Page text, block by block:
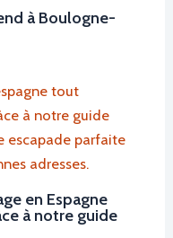
à Boulogne-
en Espagne
à notre guide